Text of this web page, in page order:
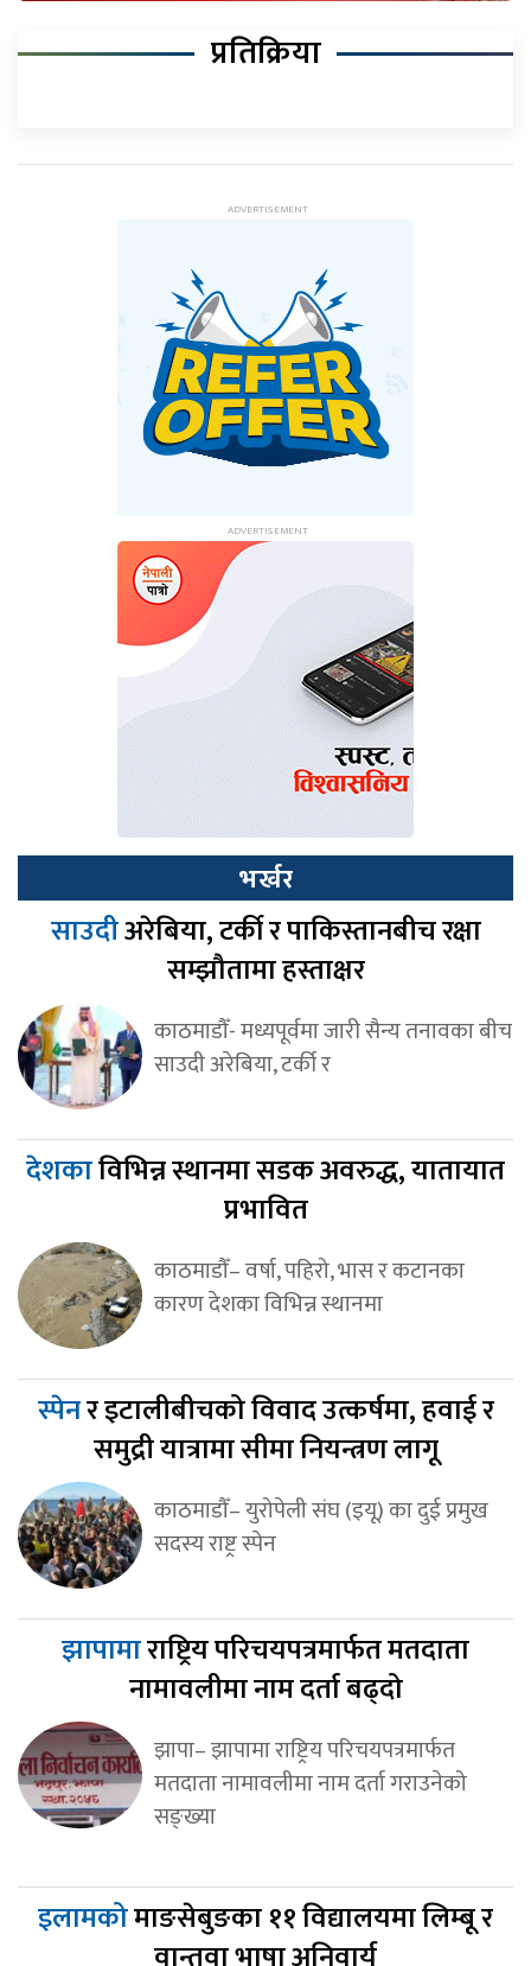
प्रतिक्रिया
भर्खर
साउदीअरेबिया, टर्की र पाकिस्तानबीच रक्षा
सम्झौतामा हस्ताक्षर
काठमाडौँ- मध्यपूर्वमा जारी सैन्य तनावका बीच
साउदी अरेबिया, टर्की र
देशकाविभिन्न स्थानमा सडक अवरुद्ध, यातायात
प्रभावित
काठमाडौँ– वर्षा, पहिरो, भास र कटानका
कारण देशका विभिन्न स्थानमा
स्पेनर इटालीबीचको विवाद उत्कर्षमा, हवाई र
समुद्री यात्रामा सीमा नियन्त्रण लागू
काठमाडौँ– युरोपेली संघ (इयू) का दुई प्रमुख
सदस्य राष्ट्र स्पेन
झापामाराष्ट्रिय परिचयपत्रमार्फत मतदाता
नामावलीमा नाम दर्ता बढ्दो
झापा– झापामा राष्ट्रिय परिचयपत्रमार्फत
मतदाता नामावलीमा नाम दर्ता गराउनेको
सङ्ख्या
इलामकोमाङसेबुङका ११ विद्यालयमा लिम्बू र